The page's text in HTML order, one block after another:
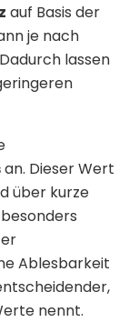
auf Basis der
je nach
lassen
an. Dieser Wert
über kurze
Ablesbarkeit
nennt.